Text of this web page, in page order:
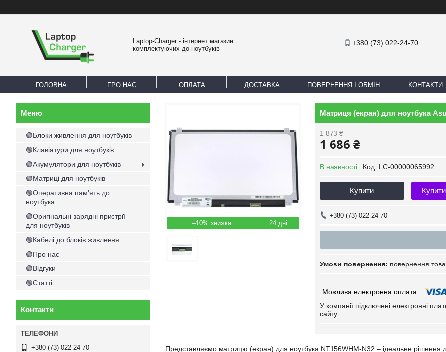
Laptop-Charger - інтернет магазин
комплектуючих до ноутбуків
+380 (73) 022-24-70
ГОЛОВНА ПРО НАС ОПЛАТА ДОСТАВКА ПОВЕРНЕННЯ І ОБМІН КОНТАКТИ
–10% 24 дні
Матриця (екран) для ноутбука
1 873 ₴
1 686 ₴
В наявності Код: LC-00000065992
Купити
+380 (73) 022-24-70
повернення
У компанії підключені електронні
сайту.
Представляємо матрицю (екран) для ноутбука NT156WHM-N32 – ідеальне рішення
🟢Блоки живлення для ноутбуків
🟢Клавіатури для ноутбуків
🟢Акумулятори для ноутбуків
🟢Матриці для ноутбуків
🟢Оперативна пам'ять до
ноутбука
🟢Оригінальні зарядні пристрії
для ноутбуків
🟢Кабелі до блоків живлення
🟢Про нас
🟢Відгуки
🟢Статті
Контакти
+380 (73) 022-24-70